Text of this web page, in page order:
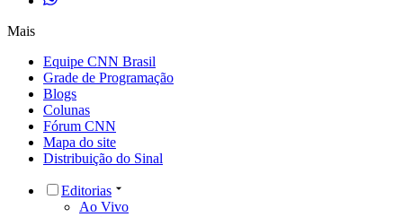
Mais
Equipe CNN Brasil
Grade de Programação
Blogs
Colunas
Fórum CNN
Mapa do site
Distribuição do Sinal
Editorias
Ao Vivo